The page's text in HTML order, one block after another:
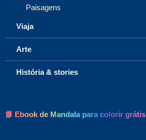
Paisagens
Viaja
Arte
História & stories
📘 Ebook de Mandala para colorir grátis